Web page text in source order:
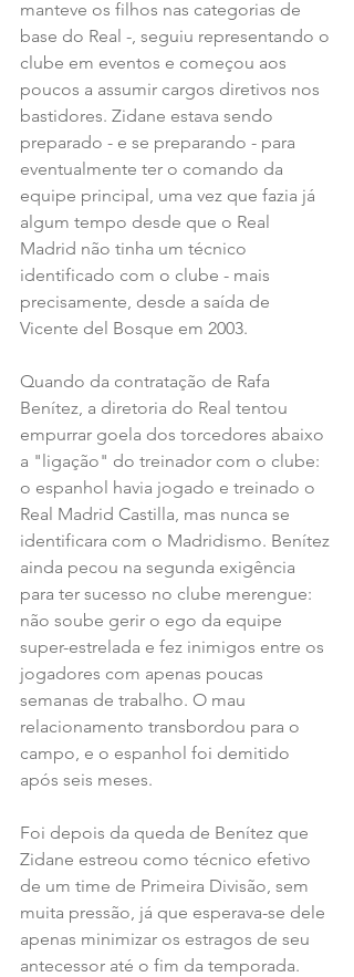
manteve os filhos nas categorias de
base do Real -, seguiu representando o
clube em eventos e começou aos
poucos a assumir cargos diretivos nos
bastidores. Zidane estava sendo
preparado - e se preparando - para
eventualmente ter o comando da
equipe principal, uma vez que fazia já
algum tempo desde que o Real
Madrid não tinha um técnico
identificado com o clube - mais
precisamente, desde a saída de
Vicente del Bosque em 2003.
Quando da contratação de Rafa
Benítez, a diretoria do Real tentou
empurrar goela dos torcedores abaixo
a "ligação" do treinador com o clube:
o espanhol havia jogado e treinado o
Real Madrid Castilla, mas nunca se
identificara com o Madridismo. Benítez
ainda pecou na segunda exigência
para ter sucesso no clube merengue:
não soube gerir o ego da equipe
super-estrelada e fez inimigos entre os
jogadores com apenas poucas
semanas de trabalho. O mau
relacionamento transbordou para o
campo, e o espanhol foi demitido
após seis meses.
Foi depois da queda de Benítez que
Zidane estreou como técnico efetivo
de um time de Primeira Divisão, sem
muita pressão, já que esperava-se dele
apenas minimizar os estragos de seu
antecessor até o fim da temporada.